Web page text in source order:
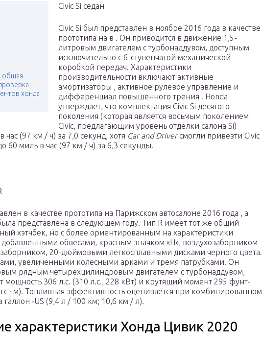
общая
хонда
Civic Si седан
Civic Si был представлен в ноябре 2016 года в качестве
прототипа на в . Он приводится в движение 1,5-
литровым двигателем с турбонаддувом, доступным
исключительно с 6-ступенчатой ​​механической
коробкой передач. Характеристики
производительности включают активные
амортизаторы , активное рулевое управление и
дифференциал повышенного трения . Honda
утверждает, что комплектация Civic Si десятого
поколения (которая является восьмым поколением
Civic, предлагающим уровень отделки салона Si)
час (97 км / ч) за 7,0 секунд, хотя Car and Driverсмогли привезти Civic
60 миль в час (97 км / ч) за 6,3 секунды.
в качестве прототипа на Парижском автосалоне 2016 года , а
представлена ​​в следующем году. Тип R имеет тот же общий
хэтчбек, но с более ориентированным на характеристики
обвесами, красным значком «H», воздухозаборником
20-дюймовыми легкосплавными дисками черного цвета.
увеличенными колесными арками и тремя патрубками. Он
рядным четырехцилиндровым двигателем с турбонаддувом,
мощность 306 л.с. (310 л.с., 228 кВт) и крутящий момент 295 фунт-
· м). Топливная эффективность оценивается при комбинированном
галлон ‑US (9,4 л / 100 км; 10,6 км / л).
характеристики Хонда Цивик 2020